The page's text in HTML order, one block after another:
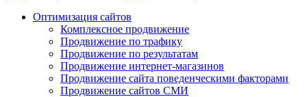
Оптимизация сайтов
Комплексное продвижение
Продвижение по трафику
Продвижение по результатам
Продвижение интернет-магазинов
Продвижение сайта поведенческими факторами
Продвижение сайтов СМИ